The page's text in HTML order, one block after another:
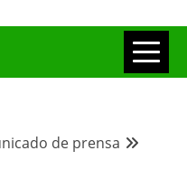
LA
de prensa